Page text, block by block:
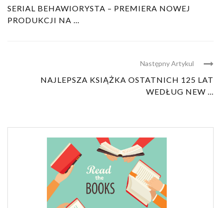
SERIAL BEHAWIORYSTA – PREMIERA NOWEJ
PRODUKCJI NA ...
Następny Artykul
NAJLEPSZA KSIĄŻKA OSTATNICH 125 LAT
WEDŁUG NEW ...